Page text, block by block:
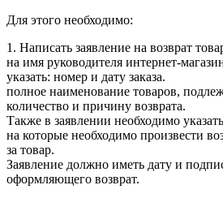
Для этого необходимо:
1. Написать заявление на возврат
на имя руководителя интернет-
указать: номер и дату заказа.
полное наименование товаров,
количество и причину возврата.
Также в заявлении необходимо
на которые необходимо произвести
за товар.
Заявление должно иметь дату и
оформляющего возврат.